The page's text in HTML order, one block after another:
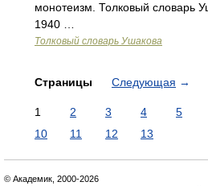
монотеизм. Толковый словарь
1940 …
Толковый словарь Ушакова
Страницы Следующая →
1 2 3 4 5
10
11 12 13
© Академик, 2000-2026